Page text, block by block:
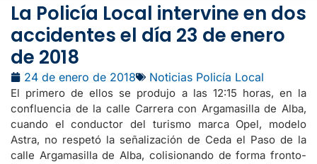
La Policía Local intervine en dos
accidentes el día 23 de enero
de 2018
24 de enero de 2018 Noticias Policía Local
El primero de ellos se produjo a las 12:15 horas, en la
confluencia de la calle Carrera con Argamasilla de Alba,
cuando el conductor del turismo marca Opel, modelo
Astra, no respetó la señalización de Ceda el Paso de la
calle Argamasilla de Alba, colisionando de forma fronto-